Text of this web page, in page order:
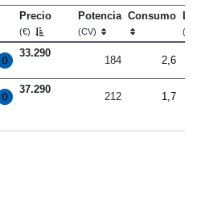
Precio
(€)
Potencia
(CV)
Consumo
33.290
184 2,6
37.290
212 1,7